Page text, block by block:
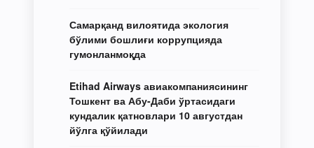
Самарқанд вилоятида экология
бўлими бошлиғи коррупцияда
гумонланмоқда
Etihad Airways авиакомпаниясининг
Тошкент ва Абу-Даби ўртасидаги
кундалик қатновлари 10 августдан
йўлга қўйилади